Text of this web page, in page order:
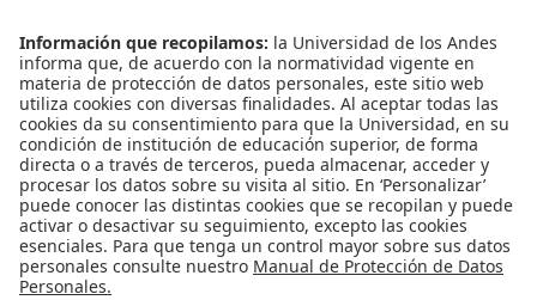
ENLACES RÁPIDOS
Pentágono
Pentágono Virtual
Bolsa de Ofertas
Solicitud de Monitorías
Inscripción Examen de Clasificación